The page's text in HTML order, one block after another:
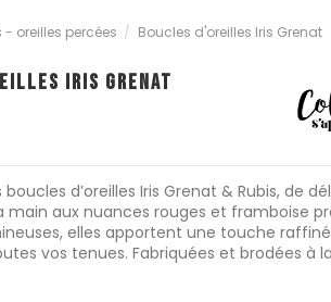
- oreilles percées Boucles d'oreilles Iris Grenat
IRIS GRENAT
d’oreilles Iris Grenat & Rubis, de
main aux nuances rouges et framboise
elles apportent une touche
vos tenues. Fabriquées et brodées à